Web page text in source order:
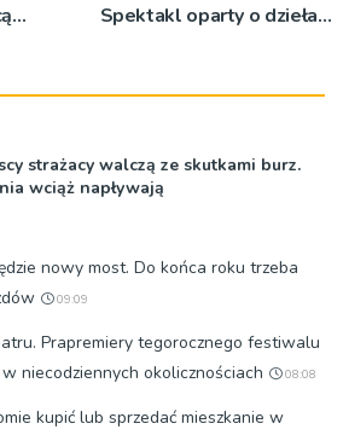
Spektakl oparty o dzieła
strażacy walczą ze skutkami burz.
wciąż napływają
nowy most. Do końca roku trzeba
09:09
Prapremiery tegorocznego festiwalu
niecodziennych okolicznościach
08:08
kupić lub sprzedać mieszkanie w